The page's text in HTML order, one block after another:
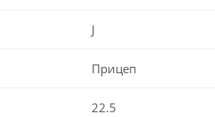
J
Прицеп
22.5